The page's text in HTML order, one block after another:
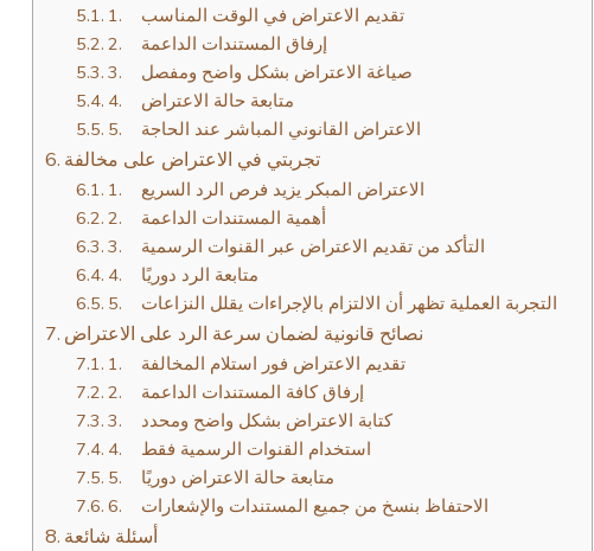
1. تقديم الاعتراض في الوقت المناسب
2. إرفاق المستندات الداعمة
3. صياغة الاعتراض بشكل واضح ومفصل
4. متابعة حالة الاعتراض
5. الاعتراض القانوني المباشر عند الحاجة
تجربتي في الاعتراض على مخالفة
1. الاعتراض المبكر يزيد فرص الرد السريع
2. أهمية المستندات الداعمة
3. التأكد من تقديم الاعتراض عبر القنوات الرسمية
4. متابعة الرد دوريًا
5. التجربة العملية تظهر أن الالتزام بالإجراءات يقلل النزاعات
نصائح قانونية لضمان سرعة الرد على الاعتراض
1. تقديم الاعتراض فور استلام المخالفة
2. إرفاق كافة المستندات الداعمة
3. كتابة الاعتراض بشكل واضح ومحدد
4. استخدام القنوات الرسمية فقط
5. متابعة حالة الاعتراض دوريًا
6. الاحتفاظ بنسخ من جميع المستندات والإشعارات
أسئلة شائعة